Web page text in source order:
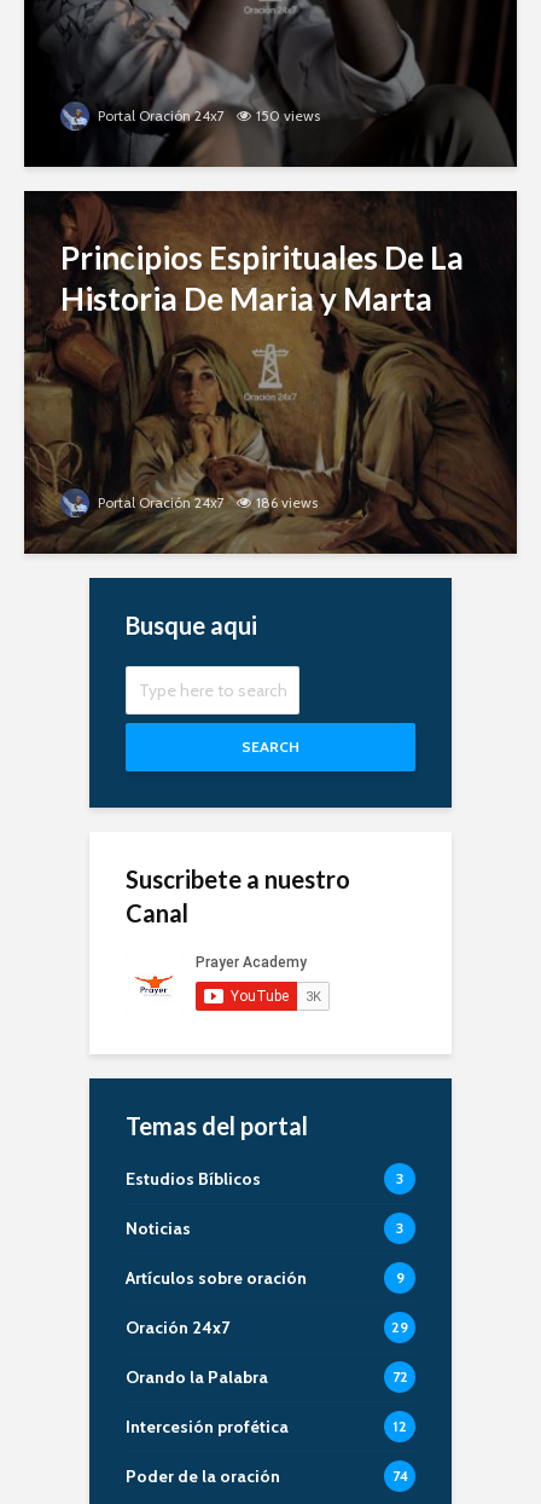
Portal Oración 24x7 150 views
Principios Espirituales De La
Historia De Maria y Marta
Portal Oración 24x7 186 views
Busque aqui
SEARCH
Suscribete a nuestro
Canal
Temas del portal
Estudios Bíblicos 3
Noticias 3
Artículos sobre oración 9
Oración 24x7 29
Orando la Palabra 72
Intercesión profética 12
Poder de la oración 74